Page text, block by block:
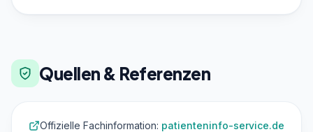
Quellen & Referenzen
Offizielle Fachinformation: patienteninfo-service.de